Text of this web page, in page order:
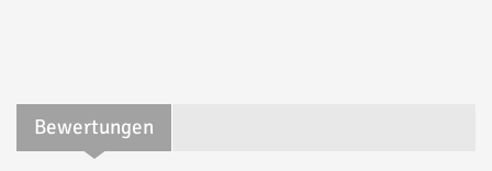
Bewertungen